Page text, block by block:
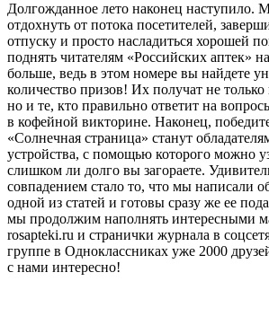
Долгожданное лето наконец наступило.
отдохнуть от потока посетителей,
отпуску и просто насладиться хорошей
поднять читателям «Российских аптек»
больше, ведь в этом номере вы найдете
количество призов! Их получат не
но и те, кто правильно ответит на
в кофейной викторине. Наконец,
«Солнечная страница» станут
устройства, с помощью которого можно
слишком ли долго вы загораете.
совпадением стало то, что мы написали
одной из статей и готовы сразу же ее
мы продолжим наполнять интересными
rosapteki.ru и странички журнала в
группе в Одноклассниках уже 2000
с нами интересно!